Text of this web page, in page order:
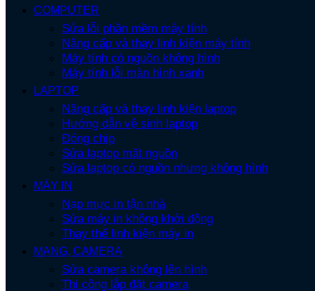
COMPUTER
Sửa lỗi phần mềm máy tính
Nâng cấp và thay linh kiện máy tính
Máy tính có nguồn không hình
Máy tính lỗi màn hình xanh
LAPTOP
Nâng cấp và thay linh kiện laptop
Hướng dẫn vệ sinh laptop
Đóng chip
Sửa laptop mất nguồn
Sửa laptop có nguồn nhưng không hình
MÁY IN
Nạp mực in tận nhà
Sửa máy in không khởi động
Thay thế linh kiện máy in
MẠNG, CAMERA
Sửa camera không lên hình
Thi công lắp đặt camera